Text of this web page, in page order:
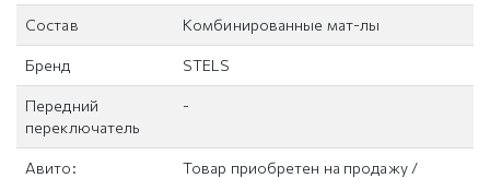
Состав Комбинированные мат-лы
Бренд STELS
Передний
переключатель
-
Авито:
Товар приобретен на продажу /